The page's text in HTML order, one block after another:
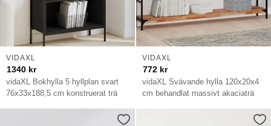
vidaXL Bokhylla 5 hyllplan svart
76x33x188,5 cm konstruerat trä
VIDAXL
1340 kr
vidaXL Svävande hylla 120x20x4
cm behandlat massivt akaciaträ
VIDAXL
772 kr